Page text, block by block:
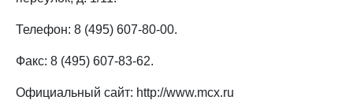
Телефон: 8 (495) 607-80-00.
Факс: 8 (495) 607-83-62.
Официальный сайт: http://www.mcx.ru